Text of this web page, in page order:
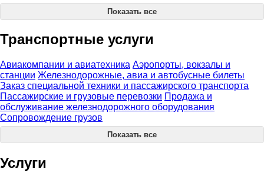
Показать все
Транспортные услуги
Авиакомпании и авиатехника Аэропорты, вокзалы и
станции Железнодорожные, авиа и автобусные билеты
Заказ специальной техники и пассажирского транспорта
Пассажирские и грузовые перевозки Продажа и
обслуживание железнодорожного оборудования
Сопровождение грузов
Показать все
Услуги